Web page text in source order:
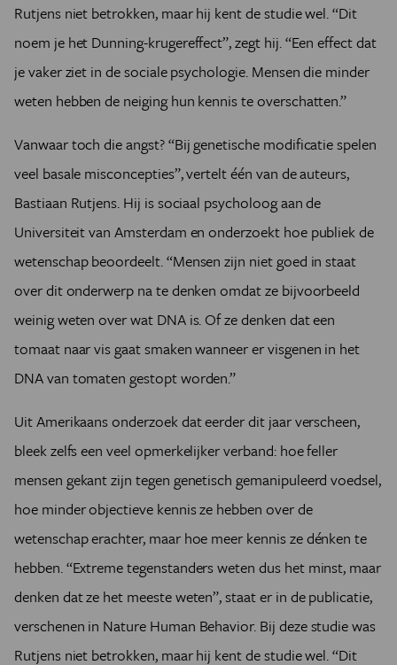
Rutjens niet betrokken, maar hij kent de studie wel. “Dit
noem je het Dunning-krugereffect”, zegt hij. “Een effect dat
je vaker ziet in de sociale psychologie. Mensen die minder
weten hebben de neiging hun kennis te overschatten.”
Vanwaar toch die angst? “Bij genetische modificatie spelen
veel basale misconcepties”, vertelt één van de auteurs,
Bastiaan Rutjens. Hij is sociaal psycholoog aan de
Universiteit van Amsterdam en onderzoekt hoe publiek de
wetenschap beoordeelt. “Mensen zijn niet goed in staat
over dit onderwerp na te denken omdat ze bijvoorbeeld
weinig weten over wat DNA is. Of ze denken dat een
tomaat naar vis gaat smaken wanneer er visgenen in het
DNA van tomaten gestopt worden.”
Uit Amerikaans onderzoek dat eerder dit jaar verscheen,
bleek zelfs een veel opmerkelijker verband: hoe feller
mensen gekant zijn tegen genetisch gemanipuleerd voedsel,
hoe minder objectieve kennis ze hebben over de
wetenschap erachter, maar hoe meer kennis ze dénken te
hebben. “Extreme tegenstanders weten dus het minst, maar
denken dat ze het meeste weten”, staat er in de publicatie,
verschenen in Nature Human Behavior. Bij deze studie was
Rutjens niet betrokken, maar hij kent de studie wel. “Dit